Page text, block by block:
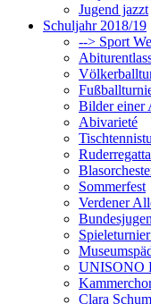
Jugend jazzt
Schuljahr 2018/19
--> Sport
Bilder einer
Abivarieté
Sommerfest
Verdener
UNISONO
Clara